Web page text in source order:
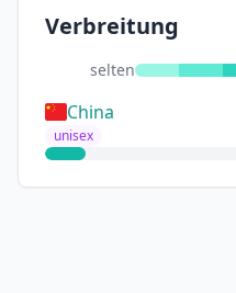
Verbreitung
selten
China
unisex